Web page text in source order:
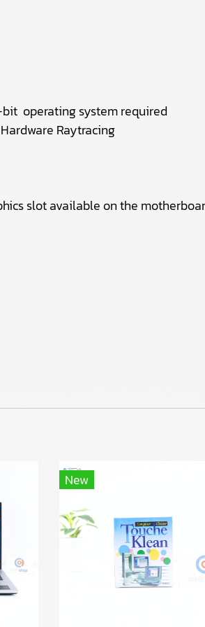
bit operating system required
Raytracing
slot available on the
New